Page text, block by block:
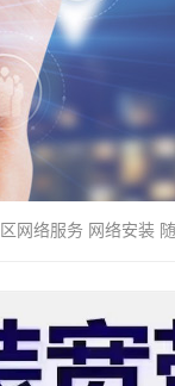
网络服务 网络安装